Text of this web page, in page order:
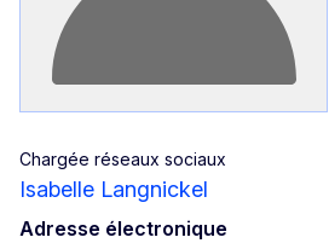
Chargée réseaux sociaux
Isabelle Langnickel
Adresse électronique